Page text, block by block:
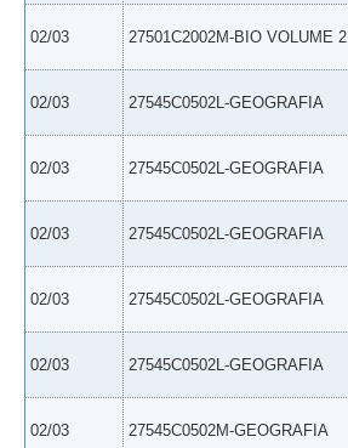
02/03 27501C2002M-BIO VOLUME 2
02/03 27545C0502L-GEOGRAFIA
02/03 27545C0502L-GEOGRAFIA
02/03 27545C0502L-GEOGRAFIA
02/03 27545C0502L-GEOGRAFIA
02/03 27545C0502L-GEOGRAFIA
02/03 27545C0502M-GEOGRAFIA